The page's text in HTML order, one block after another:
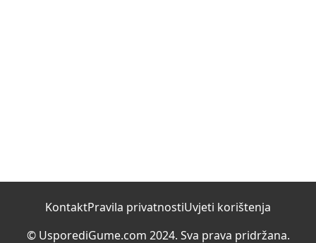
KontaktPravila privatnostiUvjeti korištenja
© UsporediGume.com 2024. Sva prava pridržana.